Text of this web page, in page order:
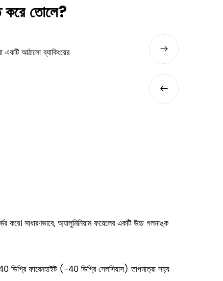
করে তোলে?
একটি আঠালো ব্যাকিংয়ের
কিভাবে স্ব-আঠালো
দিয়ে শুরু হয় যা একটি ক্যারি...
করে। সাধারণভাবে, অ্যালুমিনিয়াম ফয়েলের একটি উচ্চ গলনাঙ্ক
40 ডিগ্রি ফারেনহাইট (-40 ডিগ্রি সেলসিয়াস) তাপমাত্রা সহ্য